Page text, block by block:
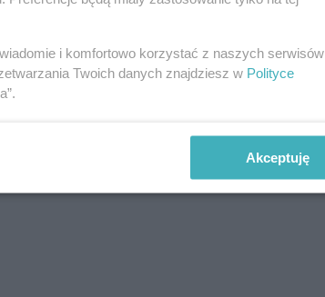
i komfortowo korzystać z naszych serwisów
Twoich danych znajdziesz w Polityce
Akceptuję